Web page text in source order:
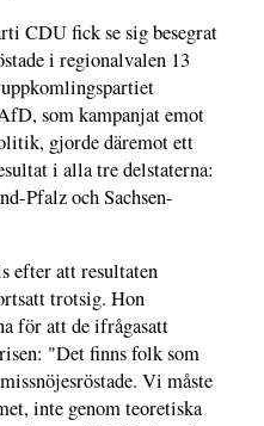
CDU fick se sig besegrat
i regionalvalen 13
som kampanjat emot
gjorde däremot ett
i alla tre delstaterna:
Pfalz och Sachsen-
efter att resultaten
trotsig. Hon
för att de ifrågasatt
"Det finns folk som
Vi måste
inte genom teoretiska